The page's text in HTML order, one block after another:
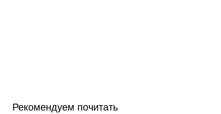
Рекомендуем почитать